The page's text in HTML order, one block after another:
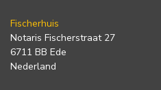
Fischerhuis
Notaris Fischerstraat 27
6711 BB Ede
Nederland